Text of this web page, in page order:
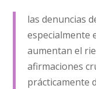
las denuncias
especialmente
aumentan el
afirmaciones
prácticamente